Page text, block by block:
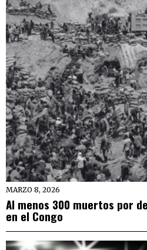
MARZO 8, 2026
Al menos 300 muertos por
en el Congo